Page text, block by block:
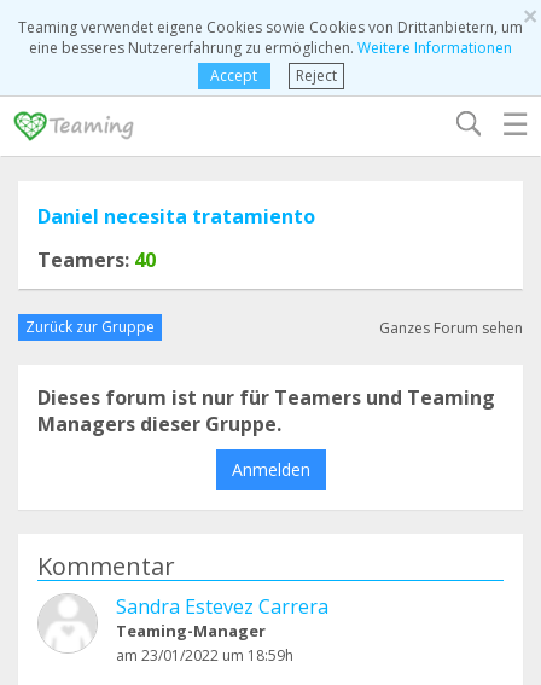
×
Teaming verwendet eigene Cookies sowie Cookies von Drittanbietern, um
eine besseres Nutzererfahrung zu ermöglichen. Weitere Informationen
Accept
Reject
☰
Daniel necesita tratamiento
Teamers: 40
Zurück zur Gruppe Ganzes Forum sehen
Dieses forum ist nur für Teamers und Teaming
Managers dieser Gruppe.
Anmelden
Kommentar
Sandra Estevez Carrera
Teaming-Manager
am 23/01/2022 um 18:59h